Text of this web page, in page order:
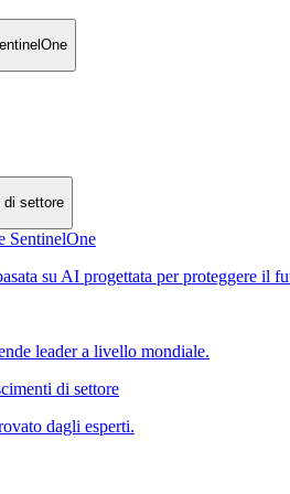
di settore
SentinelOne
su AI progettata per proteggere il
leader a livello mondiale.
di settore
dagli esperti.